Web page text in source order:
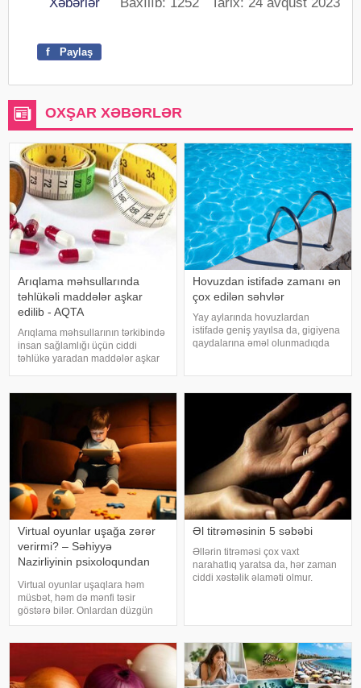
f Paylaş
OXŞAR XƏBƏRLƏR
Arıqlama məhsullarında
təhlükəli maddələr aşkar
edilib - AQTA
Arıqlama məhsullarının tərkibində
insan sağlamlığı üçün ciddi
təhlükə yaradan maddələr aşkar
Təhlükəsizliyi Agentliyinin (AQTA)
Qida təhlükəsizliyi şöbəsinin
müdir
Hovuzdan istifadə zamanı ən
çox edilən səhvlər
Yay aylarında hovuzlardan
istifadə geniş yayılsa da, gigiyena
qaydalarına əməl olunmadıqda
sonra duş qəbul etmək, hovuz
Virtual oyunlar uşağa zərər
verirmi? – Səhiyyə
Nazirliyinin psixoloqundan
Virtual oyunlar uşaqlara həm
müsbət, həm də mənfi təsir
göstərə bilər. Onlardan düzgün
rejimdə istifadə edildikdə zehni
artıq oynanılması fiziki və psixoloji
problemlərə səbəb ola bilər
Əl titrəməsinin 5 səbəbi
Əllərin titrəməsi çox vaxt
narahatlıq yaratsa da, hər zaman
ciddi xəstəlik əlaməti olmur.
qalxa bilər. Fransız mətbuatın